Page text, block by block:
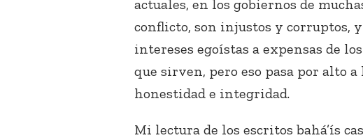
actuales, en los gobiernos de
conflicto, son injustos y corruptos,
intereses egoístas a expensas de
que sirven, pero eso pasa por alto
honestidad e integridad.
Mi lectura de los escritos bahá’ís